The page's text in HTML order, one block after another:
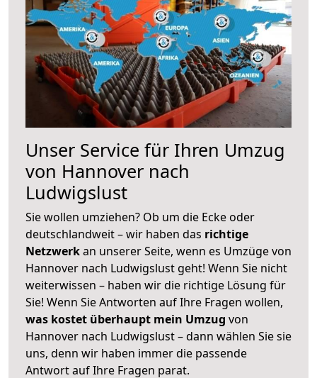
Unser Service für Ihren Umzug
von Hannover nach
Ludwigslust
Sie wollen umziehen? Ob um die Ecke oder
deutschlandweit – wir haben das richtige
Netzwerkan unserer Seite, wenn es Umzüge von
Hannover nach Ludwigslust geht! Wenn Sie nicht
weiterwissen – haben wir die richtige Lösung für
Sie! Wenn Sie Antworten auf Ihre Fragen wollen,
was kostet überhaupt mein Umzug von
Hannover nach Ludwigslust – dann wählen Sie sie
uns, denn wir haben immer die passende
Antwort auf Ihre Fragen parat.